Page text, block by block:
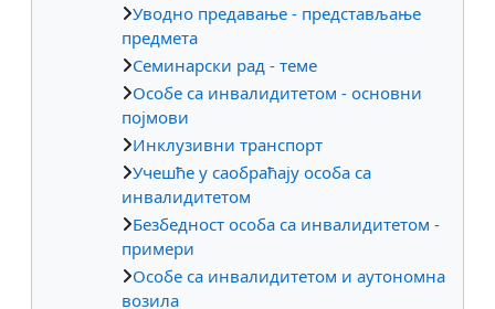
Уводно предавање - представљање
предмета
Семинарски рад - теме
Особе са инвалидитетом - основни
појмови
Инклузивни транспорт
Учешће у саобраћају особа са
инвалидитетом
Безбедност особа са инвалидитетом -
примери
Особе са инвалидитетом и аутономна
возила